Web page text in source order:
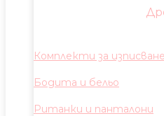
Комплекти за изписване
Бодита и бельо
Ританки и панталони